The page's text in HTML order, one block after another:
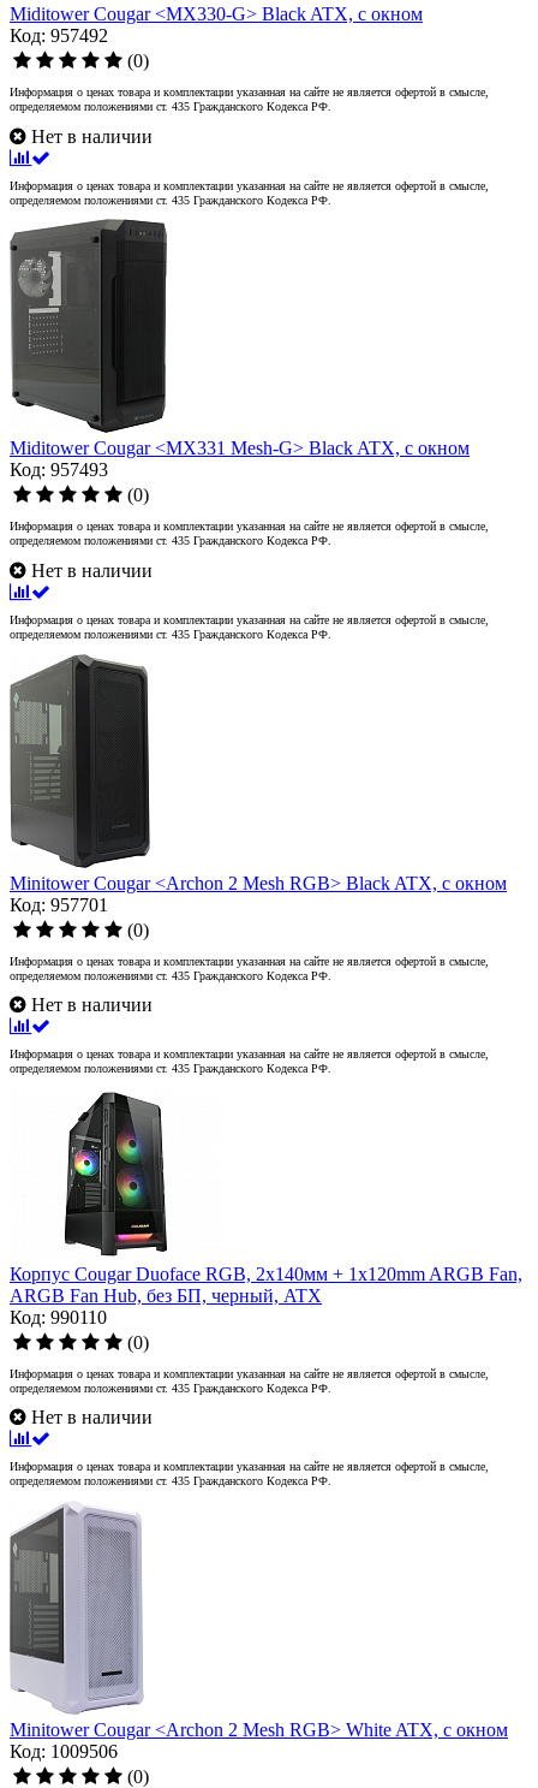
Miditower Cougar <MX330-G> Black ATX, с окном
Код: 957492
(0)
Информация о ценах товара и комплектации указанная на сайте не является офертой в смысле,
определяемом положениями ст. 435 Гражданского Кодекса РФ.
Нет в наличии
Информация о ценах товара и комплектации указанная на сайте не является офертой в смысле,
определяемом положениями ст. 435 Гражданского Кодекса РФ.
Miditower Cougar <MX331 Mesh-G> Black ATX, с окном
Код: 957493
(0)
Информация о ценах товара и комплектации указанная на сайте не является офертой в смысле,
определяемом положениями ст. 435 Гражданского Кодекса РФ.
Нет в наличии
Информация о ценах товара и комплектации указанная на сайте не является офертой в смысле,
определяемом положениями ст. 435 Гражданского Кодекса РФ.
Minitower Cougar <Archon 2 Mesh RGB> Black ATX, с окном
Код: 957701
(0)
Информация о ценах товара и комплектации указанная на сайте не является офертой в смысле,
определяемом положениями ст. 435 Гражданского Кодекса РФ.
Нет в наличии
Информация о ценах товара и комплектации указанная на сайте не является офертой в смысле,
определяемом положениями ст. 435 Гражданского Кодекса РФ.
Корпус Cougar Duoface RGB, 2х140мм + 1x120mm ARGB Fan,
ARGB Fan Hub, без БП, черный, ATX
Код: 990110
(0)
Информация о ценах товара и комплектации указанная на сайте не является офертой в смысле,
определяемом положениями ст. 435 Гражданского Кодекса РФ.
Нет в наличии
Информация о ценах товара и комплектации указанная на сайте не является офертой в смысле,
определяемом положениями ст. 435 Гражданского Кодекса РФ.
Minitower Cougar <Archon 2 Mesh RGB> White ATX, с окном
Код: 1009506
(0)